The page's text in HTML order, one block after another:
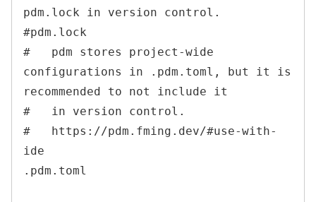
pdm.lock in version control.
#pdm.lock
#   pdm stores project-wide
configurations in .pdm.toml, but it is
recommended to not include it
#   in version control.
#   https://pdm.fming.dev/#use-with-
ide
.pdm.toml